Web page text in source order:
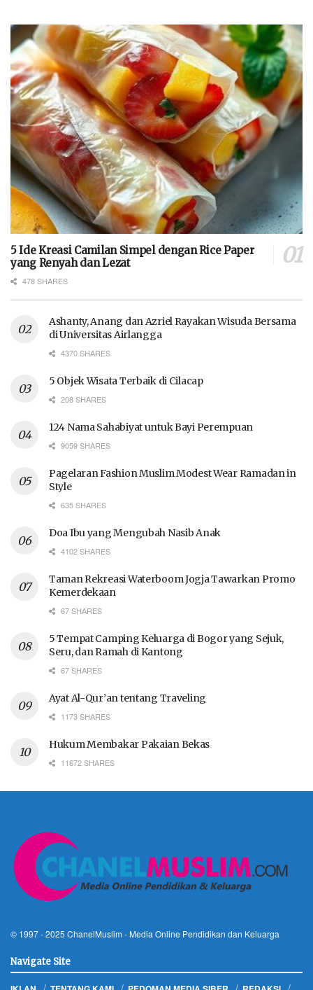
5 Ide Kreasi Camilan Simpel dengan Rice Paper
yang Renyah dan Lezat
478 SHARES
Ashanty, Anang dan Azriel Rayakan Wisuda Bersama
di Universitas Airlangga
4370 SHARES
5 Objek Wisata Terbaik di Cilacap
208 SHARES
124 Nama Sahabiyat untuk Bayi Perempuan
9059 SHARES
Pagelaran Fashion Muslim Modest Wear Ramadan in
Style
635 SHARES
Doa Ibu yang Mengubah Nasib Anak
4102 SHARES
Taman Rekreasi Waterboom Jogja Tawarkan Promo
Kemerdekaan
67 SHARES
5 Tempat Camping Keluarga di Bogor yang Sejuk,
Seru, dan Ramah di Kantong
67 SHARES
Ayat Al-Qur’an tentang Traveling
1173 SHARES
Hukum Membakar Pakaian Bekas
11672 SHARES
© 1997 - 2025 ChanelMuslim - Media Online Pendidikan dan Keluarga
Navigate Site